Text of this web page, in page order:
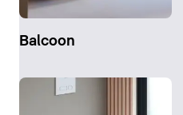
Balcoon